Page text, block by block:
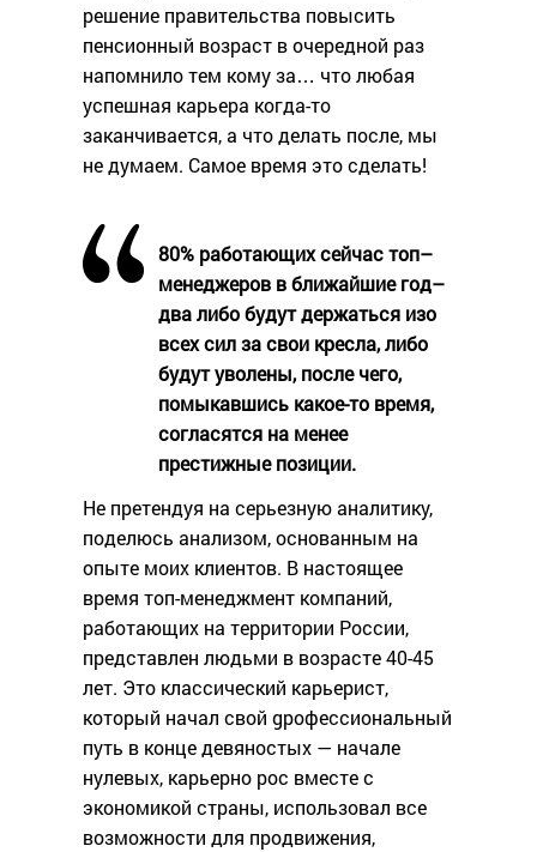
решение правительства повысить
пенсионный возраст в очередной раз
напомнило тем кому за… что любая
успешная карьера когда-то
заканчивается, а что делать после, мы
не думаем. Самое время это сделать!
80% работающих сейчас топ–
менеджеров в ближайшие год–
два либо будут держаться изо
всех сил за свои кресла, либо
будут уволены, после чего,
помыкавшись какое-то время,
согласятся на менее
престижные позиции.
Не претендуя на серьезную аналитику,
поделюсь анализом, основанным на
опыте моих клиентов. В настоящее
время топ-менеджмент компаний,
работающих на территории России,
представлен людьми в возрасте 40-45
лет. Это классический карьерист,
который начал свой gрофессиональный
путь в конце девяностых — начале
нулевых, карьерно рос вместе с
экономикой страны, использовал все
возможности для продвижения,